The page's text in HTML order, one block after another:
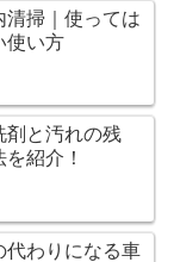
清掃｜使っては
使い方
剤と汚れの残
紹介！
代わりになる車